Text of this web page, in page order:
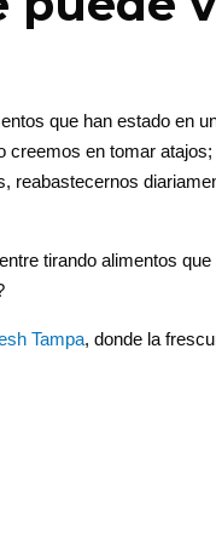
que han estado en
creemos en tomar
reabastecernos
tirando alimentos
Tampa, donde la